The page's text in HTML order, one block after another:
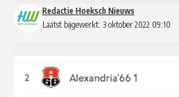
Laatst bijgewerkt: 3 oktober 2022 09:10
Redactie Hoeksch Nieuws